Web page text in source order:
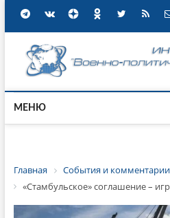
МЕНЮ
Главная
События и комментарии
«Стамбульское» соглашение –